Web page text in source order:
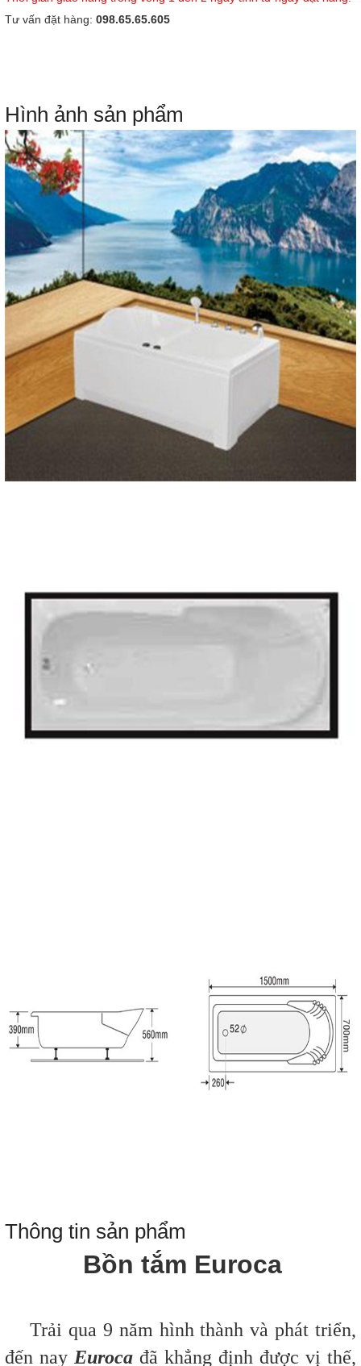
Tư vấn đặt hàng: 098.65.65.605
Hình ảnh sản phẩm
Thông tin sản phẩm
Bồn tắm Euroca
Trải qua 9 năm hình thành và phát triển,
đến nay Euroca đã khẳng định được vị thế,